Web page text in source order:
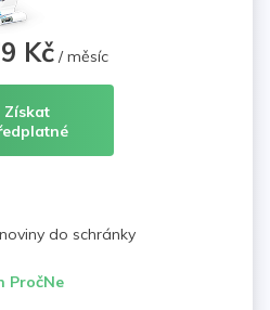
Kč/ měsíc
Získat
do schránky
PročNe